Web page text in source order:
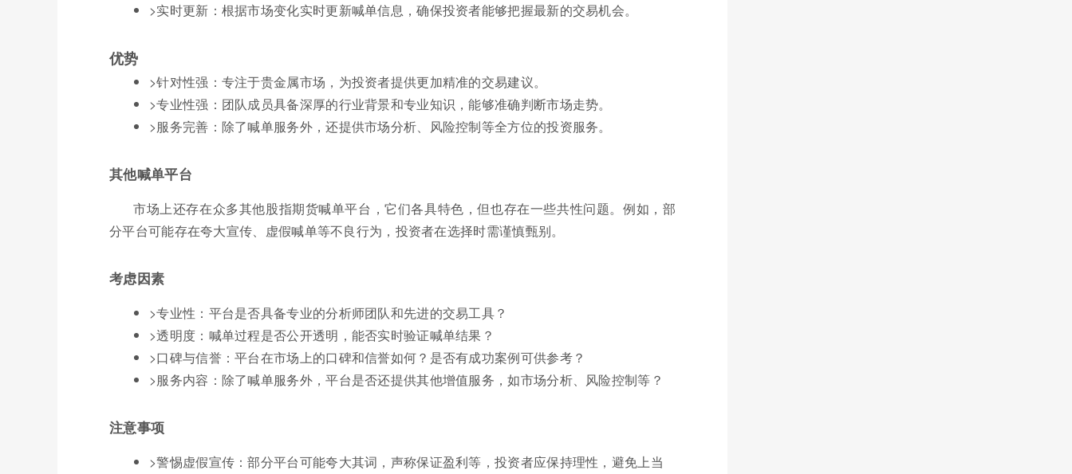
>实时更新：根据市场变化实时更新喊单信息，确保投资者能够把握最新的交易机会。
优势
>针对性强：专注于贵金属市场，为投资者提供更加精准的交易建议。
>专业性强：团队成员具备深厚的行业背景和专业知识，能够准确判断市场走势。
>服务完善：除了喊单服务外，还提供市场分析、风险控制等全方位的投资服务。
其他喊单平台
市场上还存在众多其他股指期货喊单平台，它们各具特色，但也存在一些共性问题。例如，部
分平台可能存在夸大宣传、虚假喊单等不良行为，投资者在选择时需谨慎甄别。
考虑因素
>专业性：平台是否具备专业的分析师团队和先进的交易工具？
>透明度：喊单过程是否公开透明，能否实时验证喊单结果？
>口碑与信誉：平台在市场上的口碑和信誉如何？是否有成功案例可供参考？
>服务内容：除了喊单服务外，平台是否还提供其他增值服务，如市场分析、风险控制等？
注意事项
>警惕虚假宣传：部分平台可能夸大其词，声称保证盈利等，投资者应保持理性，避免上当